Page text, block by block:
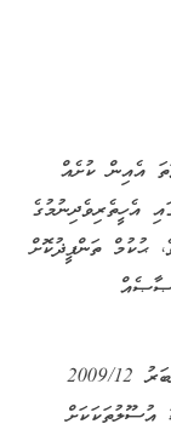
އެއިން ކުށެއް
އެހީތެރިވެދިނުމުގެ
ޙުކުމް ތަންފީޛުކޮށް
މީހަކު މެރުން، ނުވަތަ ޓެރަރިޒަމް، ނުވަތަ ޤާނޫނު ނަންބަރު 2009/12
އުސޫލުތަކަކަށް